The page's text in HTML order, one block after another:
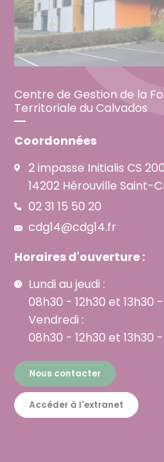
Centre de Gestion de la
Territoriale du Calvados
Coordonnées
2 impasse Initialis CS
14202 Hérouville Saint-
02 31 15 50 20
cdg14@cdg14.fr
Horaires d'ouverture :
Lundi au jeudi :
08h30 - 12h30 et 13h30
Vendredi :
08h30 - 12h30 et 13h30
Nous contacter
Accéder à l'extranet